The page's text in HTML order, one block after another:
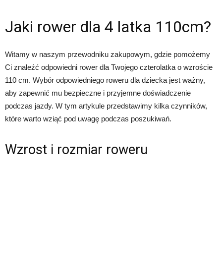
Jaki rower dla 4 latka 110cm?
Witamy w naszym przewodniku zakupowym, gdzie pomożemy
Ci znaleźć odpowiedni rower dla Twojego czterolatka o wzroście
110 cm. Wybór odpowiedniego roweru dla dziecka jest ważny,
aby zapewnić mu bezpieczne i przyjemne doświadczenie
podczas jazdy. W tym artykule przedstawimy kilka czynników,
które warto wziąć pod uwagę podczas poszukiwań.
Wzrost i rozmiar roweru